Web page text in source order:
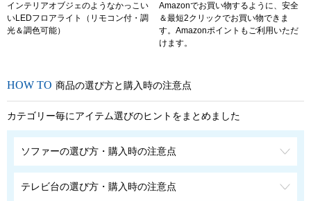
インテリアオブジェのようなかっこい
いLEDフロアライト（リモコン付・調
光＆調色可能）
Amazonでお買い物するように、安全
＆最短2クリックでお買い物できま
す。Amazonポイントもご利用いただ
けます。
商品の選び方と購入時の注意点
カテゴリー毎にアイテム選びのヒントをまとめました
ソファーの選び方・購入時の注意点
テレビ台の選び方・購入時の注意点